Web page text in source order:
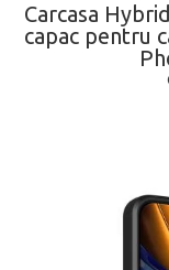
Carcasa
capac pentru